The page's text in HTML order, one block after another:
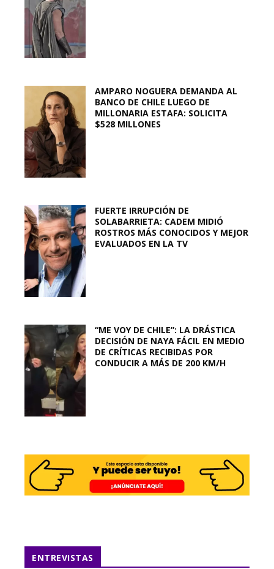
AMPARO NOGUERA DEMANDA AL
BANCO DE CHILE LUEGO DE
MILLONARIA ESTAFA: SOLICITA
$528 MILLONES
FUERTE IRRUPCIÓN DE
SOLABARRIETA: CADEM MIDIÓ
ROSTROS MÁS CONOCIDOS Y MEJOR
EVALUADOS EN LA TV
“ME VOY DE CHILE”: LA DRÁSTICA
DECISIÓN DE NAYA FÁCIL EN MEDIO
DE CRÍTICAS RECIBIDAS POR
CONDUCIR A MÁS DE 200 KM/H
ENTREVISTAS